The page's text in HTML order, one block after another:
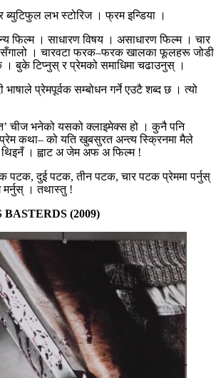
लभ स्टोरिज । फ्रम इन्डिया ।
फिल्म । साधारण विषय । असाधारण फिल्म । चार
। चारवटा फरक–फरक खालका फूलहरू जोडी
बुके टिप्नुस् र प्रेमको समाधिमा चढाउनुस् ।
भाषाले प्रेमपूर्वक सम्बोधन गर्ने एउटै शब्द छ । त्यो
चीज भनेको यसको क्लाइमेक्स हो । कुनै पनि
कथा– को यति खुबसुरत अन्त्य स्क्रिनमा मैले
। ह्वाट अ जेम अफ अ फिल्म !
पटक, दुई पटक, तीन पटक, चार पटक प्रेममा पर्नुस्
मर्नुस् । तथास्तु !
(2009)